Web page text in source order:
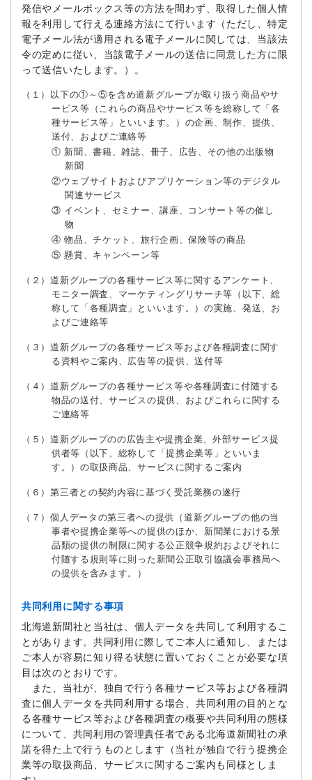
発信やメールボックス等の方法を間わず、取得した個人情
報を利用して行える連絡方法にて行います（ただし、特定
電子メール法が適用される電子メールに関しては、当該法
令の定めに従い、当該電子メールの送信に同意した方に限
って送信いたします。）。
（１）以下の①～⑤を含め道新グループが取り扱う商品やサ
ービス等（これらの商品やサービス等を総称して「各
種サービス等」といいます。）の企画、制作、提供、
送付、およぴご連絡等
① 新聞、書籍、雑誌、冊子、広告、その他の出版物
新聞
②ウェブサイトおよびアプリケーション等のデジタル
関連サービス
③ イベント、セミナー、講座、コンサート等の催し
物
④ 物品、チケット、旅行企画、保険等の商品
⑤ 懸賞、キャンペーン等
（２）道新グループの各種サービス等に関するアンケート、
モニター調査、マーケティングリサーチ等（以下、総
称して「各種調査」といいます。）の実施、発送、お
よびご連絡等
（３）道新グループの各種サービス等および各種調査に関す
る資料やご案内、広告等の提供、送付等
（４）道新グループの各種サービス等や各種調査に付随する
物品の送付、サービスの提供、およぴこれらに関する
ご連絡等
（５）道新グループのの広告主や提携企業、外部サービス提
供者等（以下、総称して「提携企業等」といいま
す。）の取扱商品、サービスに関するご案内
（６）第三者との契約内容に基づく受託業務の遂行
（７）個人データの第三者への提供（道新グループの他の当
事者や提携企業等への提供のほか、新聞業における景
品類の提供の制限に関する公正競争規約およぴそれに
付随する規則等に則った新聞公正取引協議会事務局へ
の提供を含みます。）
共同利用に関する事項
北海道新聞社と当社は、個人データを共同して利用するこ
とがあります。共同利用に際してご本人に通知し、または
ご本人が容易に知り得る状態に置いておくことが必要な項
目は次のとおりです。
また、当社が、独自で行う各種サービス等および各種調
査に個人データを共同利用する場合、共同利用の目的とな
る各種サービス等および各種調査の概要や共同利用の態様
について、共同利用の管理責任者である北海道新聞社の承
諾を得た上で行うものとします（当社が独自で行う提携企
業等の取扱商品、サービスに関するご案内も同様としま